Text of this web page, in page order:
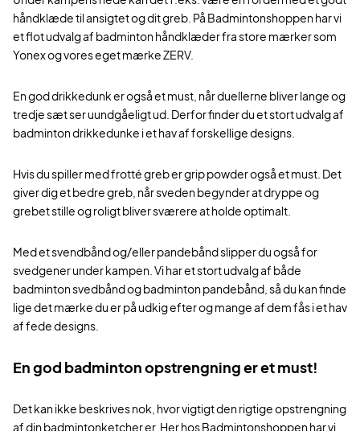
håndklæde til ansigtet og dit greb. På Badmintonshoppen har vi
et flot udvalg af badminton håndklæder fra store mærker som
Yonex og vores eget mærke ZERV.
En god drikkedunk er også et must, når duellerne bliver lange og
tredje sæt ser uundgåeligt ud. Derfor finder du et stort udvalg af
badminton drikkedunke i et hav af forskellige designs.
Hvis du spiller med frotté greb er grip powder også et must. Det
giver dig et bedre greb, når sveden begynder at dryppe og
grebet stille og roligt bliver sværere at holde optimalt.
Med et svendbånd og/eller pandebånd slipper du også for
svedgener under kampen. Vi har et stort udvalg af både
badminton svedbånd og badminton pandebånd, så du kan finde
lige det mærke du er på udkig efter og mange af dem fås i et hav
af fede designs.
En god badminton opstrengning er et must!
Det kan ikke beskrives nok, hvor vigtigt den rigtige opstrengning
af din badmintonketcher er. Her hos Badmintonshoppen har vi